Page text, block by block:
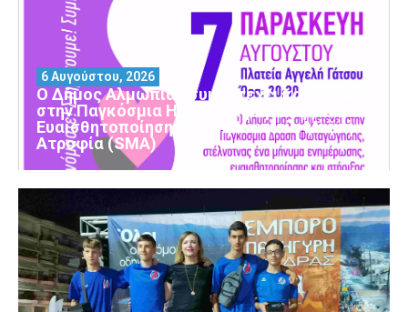
Ο Δήμος Αλμωπίας συμμετέχει και φέτος
στην Παγκόσμια Ημέρα Ενημέρωσης και
Ευαισθητοποίησης για τη Νωτιαία Μυϊκή
Ατροφία (SMA)
6 Αυγούστου, 2026